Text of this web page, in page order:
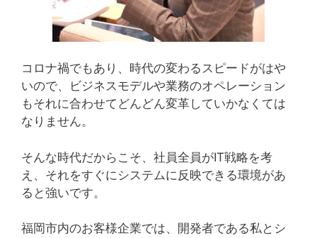
コロナ禍でもあり、時代の変わるスピードがはや
いので、ビジネスモデルや業務のオペレーション
もそれに合わせてどんどん変革していかなくては
なりません。
そんな時代だからこそ、社員全員がIT戦略を考
え、それをすぐにシステムに反映できる環境があ
ると強いです。
福岡市内のお客様企業では、開発者である私とシ